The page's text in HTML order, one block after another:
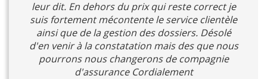
leur dit. En dehors du prix qui reste correct je
suis fortement mécontente le service clientèle
ainsi que de la gestion des dossiers. Désolé
d'en venir à la constatation mais des que nous
pourrons nous changerons de compagnie
d'assurance Cordialement